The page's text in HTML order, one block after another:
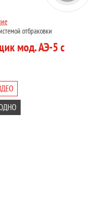
отбраковки
мод. АЭ-5 с